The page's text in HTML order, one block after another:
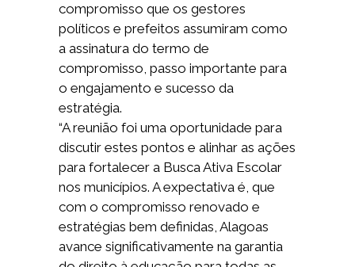
compromisso que os gestores
políticos e prefeitos assumiram como
a assinatura do termo de
compromisso, passo importante para
o engajamento e sucesso da
estratégia.
“A reunião foi uma oportunidade para
discutir estes pontos e alinhar as ações
para fortalecer a Busca Ativa Escolar
nos municípios. A expectativa é, que
com o compromisso renovado e
estratégias bem definidas, Alagoas
avance significativamente na garantia